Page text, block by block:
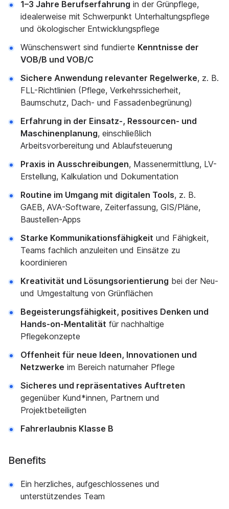
1–3 Jahre Berufserfahrung in der Grünpflege,
idealerweise mit Schwerpunkt Unterhaltungspflege
und ökologischer Entwicklungspflege
Wünschenswert sind fundierte Kenntnisse der
VOB/B und VOB/C
Sichere Anwendung relevanter Regelwerke, z. B.
FLL-Richtlinien (Pflege, Verkehrssicherheit,
Baumschutz, Dach- und Fassadenbegrünung)
Erfahrung in der Einsatz-, Ressourcen- und
Maschinenplanung, einschließlich
Arbeitsvorbereitung und Ablaufsteuerung
Praxis in Ausschreibungen, Massenermittlung, LV-
Erstellung, Kalkulation und Dokumentation
Routine im Umgang mit digitalen Tools, z. B.
GAEB, AVA-Software, Zeiterfassung, GIS/Pläne,
Baustellen-Apps
Starke Kommunikationsfähigkeit und Fähigkeit,
Teams fachlich anzuleiten und Einsätze zu
koordinieren
Kreativität und Lösungsorientierung bei der Neu-
und Umgestaltung von Grünflächen
Begeisterungsfähigkeit, positives Denken und
Hands-on-Mentalität für nachhaltige
Pflegekonzepte
Offenheit für neue Ideen, Innovationen und
Netzwerke im Bereich naturnaher Pflege
Sicheres und repräsentatives Auftreten
gegenüber Kund*innen, Partnern und
Projektbeteiligten
Fahrerlaubnis Klasse B
Benefits
Ein herzliches, aufgeschlossenes und
unterstützendes Team